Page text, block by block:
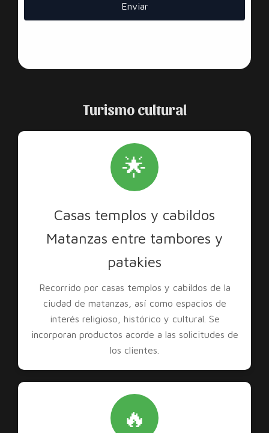
Enviar
Turismo cultural
🌟
Casas templos y cabildos
Matanzas entre tambores y
patakies
Recorrido por casas templos y cabildos de la
ciudad de matanzas, así como espacios de
interés religioso, histórico y cultural. Se
incorporan productos acorde a las solicitudes de
los clientes.
🔥